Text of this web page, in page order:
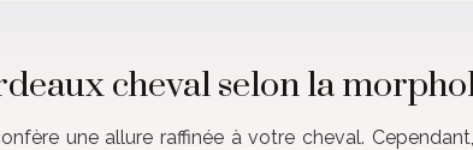
cheval selon la
une allure raffinée à votre cheval.